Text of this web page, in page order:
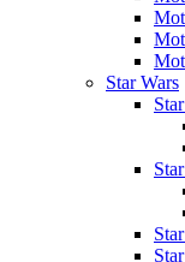
Star Wars